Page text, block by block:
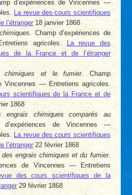
d’expériences de Vincennes —
La revue des cours scientifiques
l’étranger18 janvier 1868
. Champ d’expériences de
agricoles. La revue des
de la France et de l’étranger
chimiques et le fumier. Champ
Vincennes — Entretiens agricoles.
scientifiques de la France et de
1868
chimiques comparés au
de Vincennes —
La revue des cours scientifiques
l’étranger 22 février 1868
des engrais chimiques et du fumier.
de Vincennes — Entretiens
des cours scientifiques de la
29 février 1868